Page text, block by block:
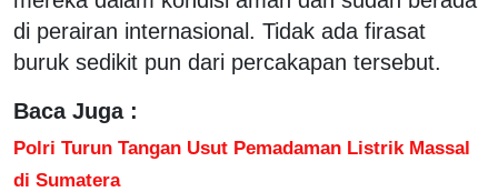
di perairan internasional. Tidak ada firasat
buruk sedikit pun dari percakapan tersebut.
Baca Juga :
Polri Turun Tangan Usut Pemadaman Listrik Massal
di Sumatera